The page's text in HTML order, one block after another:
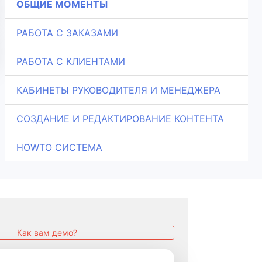
ОБЩИЕ МОМЕНТЫ
РАБОТА С ЗАКАЗАМИ
РАБОТА С КЛИЕНТАМИ
КАБИНЕТЫ РУКОВОДИТЕЛЯ И МЕНЕДЖЕРА
СОЗДАНИЕ И РЕДАКТИРОВАНИЕ КОНТЕНТА
HOWTO СИСТЕМА
Как вам демо?